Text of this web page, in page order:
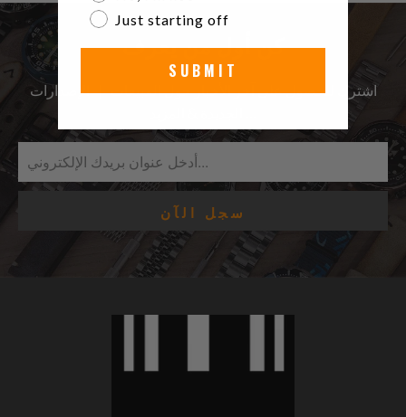
كن أول من يعرف
اشترك للحصول على آخر الأخبار حول المبيعات | الإصدارات
Just starting off
SUBMIT